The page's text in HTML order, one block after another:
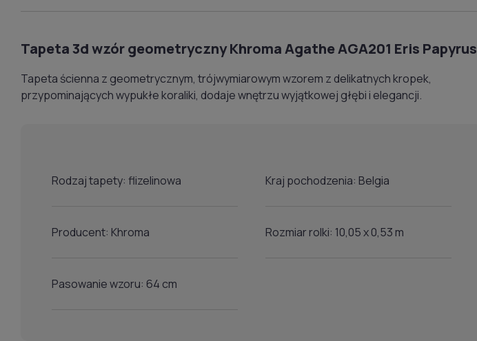
Tapeta 3d wzór geometryczny Khroma Agathe AGA201 Eris Papyrus
Tapeta ścienna z geometrycznym, trójwymiarowym wzorem z delikatnych kropek,
przypominających wypukłe koraliki, dodaje wnętrzu wyjątkowej głębi i elegancji.
Rodzaj tapety: flizelinowa Kraj pochodzenia: Belgia
Producent: Khroma Rozmiar rolki: 10,05 x 0,53 m
Pasowanie wzoru: 64 cm